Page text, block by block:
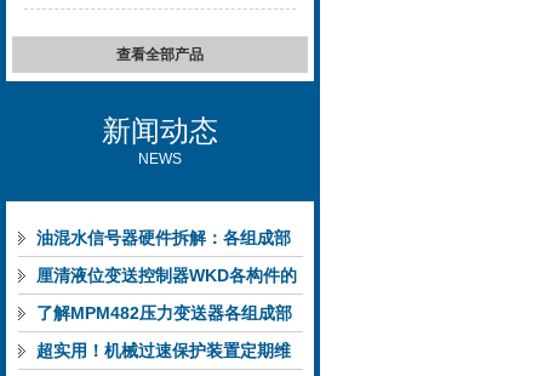
查看全部产品
新闻动态
NEWS
油混水信号器硬件拆解：各组成部
件的功能特点与性能指标
厘清液位变送控制器WKD各构件的
功能特性稳定完成液位监测
了解MPM482压力变送器各组成部
件功能特点有助于提升选型合理性
超实用！机械过速保护装置定期维